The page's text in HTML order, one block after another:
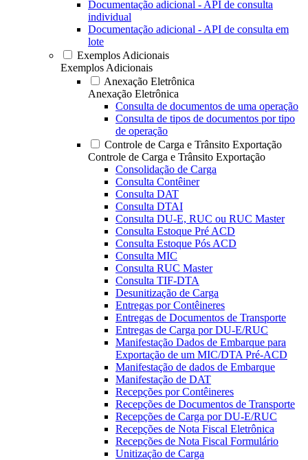
Documentação adicional - API de consulta
individual
Documentação adicional - API de consulta em
lote
Exemplos Adicionais
Exemplos Adicionais
Anexação Eletrônica
Anexação Eletrônica
Consulta de documentos de uma operação
Consulta de tipos de documentos por tipo
de operação
Controle de Carga e Trânsito Exportação
Controle de Carga e Trânsito Exportação
Consolidação de Carga
Consulta Contêiner
Consulta DAT
Consulta DTAI
Consulta DU-E, RUC ou RUC Master
Consulta Estoque Pré ACD
Consulta Estoque Pós ACD
Consulta MIC
Consulta RUC Master
Consulta TIF-DTA
Desunitização de Carga
Entregas por Contêineres
Entregas de Documentos de Transporte
Entregas de Carga por DU-E/RUC
Manifestação Dados de Embarque para
Exportação de um MIC/DTA Pré-ACD
Manifestação de dados de Embarque
Manifestação de DAT
Recepções por Contêineres
Recepções de Documentos de Transporte
Recepções de Carga por DU-E/RUC
Recepções de Nota Fiscal Eletrônica
Recepções de Nota Fiscal Formulário
Unitização de Carga